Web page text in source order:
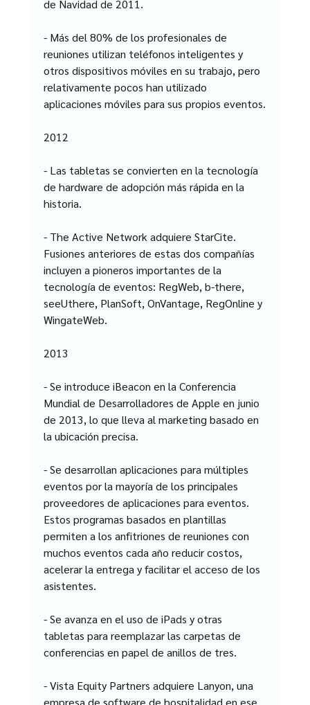
de Navidad de 2011.
- Más del 80% de los profesionales de
reuniones utilizan teléfonos inteligentes y
otros dispositivos móviles en su trabajo, pero
relativamente pocos han utilizado
aplicaciones móviles para sus propios eventos.
2012
- Las tabletas se convierten en la tecnología
de hardware de adopción más rápida en la
historia.
- The Active Network adquiere StarCite.
Fusiones anteriores de estas dos compañías
incluyen a pioneros importantes de la
tecnología de eventos: RegWeb, b-there,
seeUthere, PlanSoft, OnVantage, RegOnline y
WingateWeb.
2013
- Se introduce iBeacon en la Conferencia
Mundial de Desarrolladores de Apple en junio
de 2013, lo que lleva al marketing basado en
la ubicación precisa.
- Se desarrollan aplicaciones para múltiples
eventos por la mayoría de los principales
proveedores de aplicaciones para eventos.
Estos programas basados en plantillas
permiten a los anfitriones de reuniones con
muchos eventos cada año reducir costos,
acelerar la entrega y facilitar el acceso de los
asistentes.
- Se avanza en el uso de iPads y otras
tabletas para reemplazar las carpetas de
conferencias en papel de anillos de tres.
- Vista Equity Partners adquiere Lanyon, una